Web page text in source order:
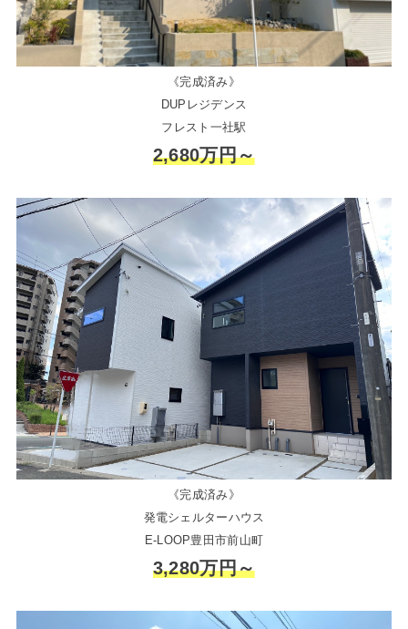
《完成済み》
DUPレジデンス
フレスト一社駅
2,680万円～
《完成済み》
発電シェルターハウス
E-LOOP豊田市前山町
3,280万円～